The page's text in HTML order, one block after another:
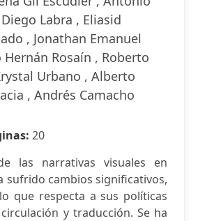
Labra , Eliasid
, Jonathan Emanuel
Rosaín , Roberto
Urbano , Alberto
, Andrés Camacho
20
las narrativas visuales en
sufrido cambios significativos,
que respecta a sus políticas
y traducción. Se ha